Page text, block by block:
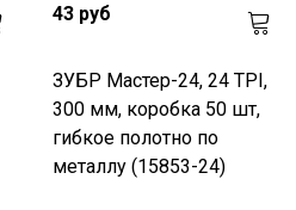
43 руб
ЗУБР Мастер-24, 24 TPI,
300 мм, коробка 50 шт,
гибкое полотно по
металлу (15853-24)